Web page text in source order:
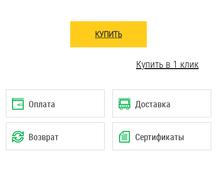
Такелаж
Хомуты
Шайбы
КУПИТЬ
Купить в 1 клик
Оплата Доставка
Возврат Сертификаты